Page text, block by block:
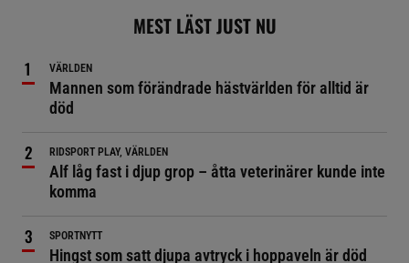
MEST LÄST JUST NU
VÄRLDEN
Mannen som förändrade hästvärlden för alltid är
död
RIDSPORT PLAY, VÄRLDEN
Alf låg fast i djup grop – åtta veterinärer kunde inte
komma
SPORTNYTT
Hingst som satt djupa avtryck i hoppaveln är död